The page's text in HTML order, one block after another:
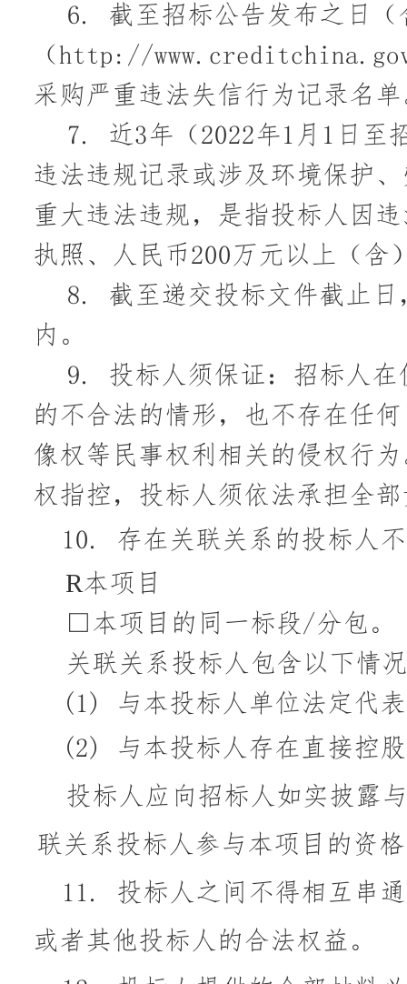
6. 截至招标公告发布之日
（http://
采购严重违法失信行为记录名单
7. 近3年（2022年1月1日至
违法违规记录或涉及环境保护
重大违法违规，是指投标人因
执照、人民币200万元以上（含
8. 截至递交投标文件截止
内。
9. 投标人须保证：招标人
的不合法的情形，也不存在任
像权等民事权利相关的侵权行
权指控，投标人须依法承担全
10. 存在关联关系的投标人
R本项目
□本项目的同一标段/分包。
关联关系投标人包含以下情
(1)
与本投标人单位法定代
(2)
与 本投标人存在直接控
投标人应向招标人如实披露
联关系投标人参与本项目的资
11. 投标人之间不得相互串
或者其他投标人的合法权益。